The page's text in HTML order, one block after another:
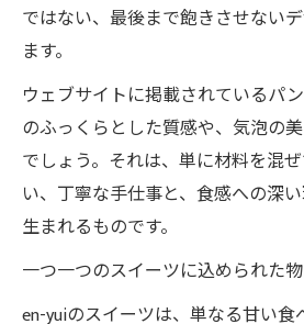
ではない、最後まで飽きさせない
ます。
ウェブサイトに掲載されているパ
のふっくらとした質感や、気泡の
でしょう。それは、単に材料を混
い、丁寧な手仕事と、食感への深
生まれるものです。
一つ一つのスイーツに込められた
en-yuiのスイーツは、単なる甘い食